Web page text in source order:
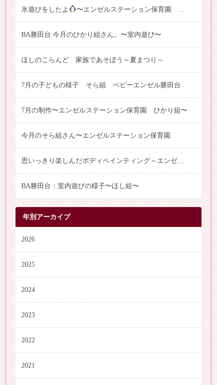
氷遊びをしたよ 〜エンゼルステーション保育園 はな組〜
BA勝田台:今月のひかり組さん。〜室内遊び〜
ほしのこらんど 家族であそぼう～夏まつり～
7月の子どもの様子 そら組 ベビーエンゼル勝田台
7月の制作〜エンゼルステーション保育園 ひかり組〜
今月のそら組さん〜エンゼルステーション保育園
思いっきり楽しんだボディペインティング～エンゼルステーション保育園（はな・にじ・うみ・つき組）
BA勝田台：室内遊びの様子〜ほし組〜
年別アーカイブ
2026
2025
2024
2023
2022
2021